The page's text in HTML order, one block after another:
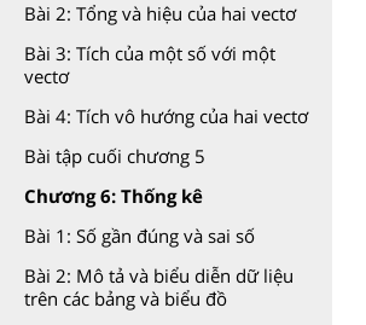
Bài 2: Tổng và hiệu của hai vectơ
Bài 3: Tích của một số với một
vectơ
Bài 4: Tích vô hướng của hai vectơ
Bài tập cuối chương 5
Chương 6: Thống kê
Bài 1: Số gần đúng và sai số
Bài 2: Mô tả và biểu diễn dữ liệu
trên các bảng và biểu đồ